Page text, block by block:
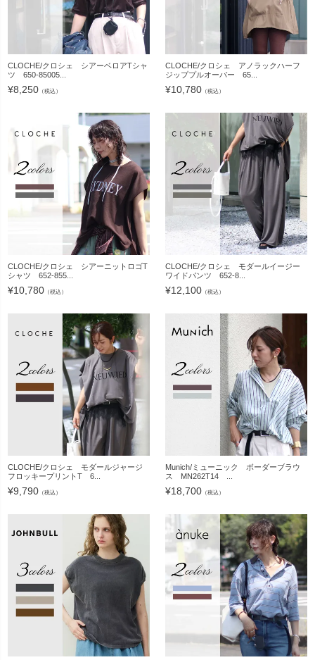
CLOCHE/クロシェ シアーベロアTシャ
ツ 650-85005...
¥8,250 （税込）
CLOCHE/クロシェ アノラックハーフ
ジッププルオーバー 65...
¥10,780 （税込）
CLOCHE/クロシェ シアーニットロゴT
シャツ 652-855...
¥10,780 （税込）
CLOCHE/クロシェ モダールイージー
ワイドパンツ 652-8...
¥12,100 （税込）
CLOCHE/クロシェ モダールジャージ
フロッキープリントT 6...
¥9,790 （税込）
Munich/ミューニック ボーダーブラウ
ス MN262T14 ...
¥18,700 （税込）